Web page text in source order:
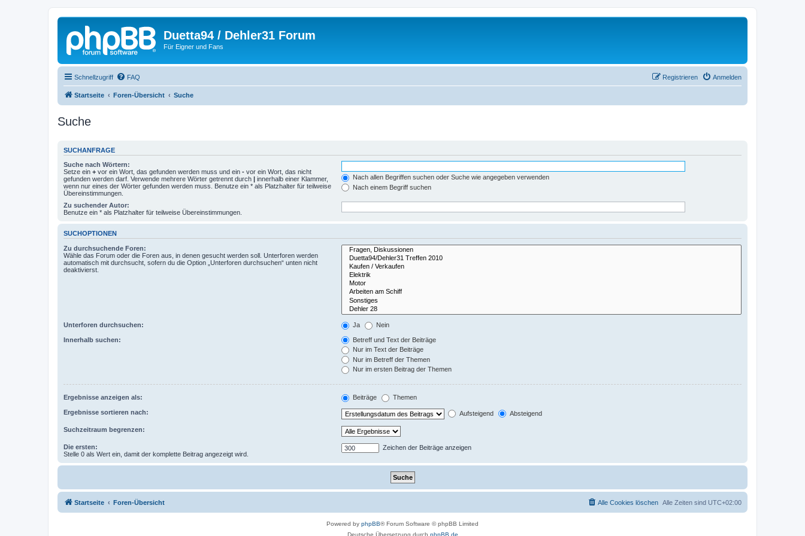
Duetta94 / Dehler31 Forum
Für Eigner und Fans
Schnellzugriff FAQ Anmelden
Registrieren
Startseite Foren-Übersicht Suche
Suche
SUCHANFRAGE
Suche nach Wörtern:
Setze ein + vor ein Wort, das gefunden werden muss und ein - vor ein Wort, das nicht
gefunden werden darf. Verwende mehrere Wörter getrennt durch | innerhalb einer Klammer,
wenn nur eines der Wörter gefunden werden muss. Benutze ein * als Platzhalter für teilweise
Übereinstimmungen.
Nach allen Begriffen suchen oder Suche wie angegeben verwenden
Nach einem Begriff suchen
Zu suchender Autor:
Benutze ein * als Platzhalter für teilweise Übereinstimmungen.
SUCHOPTIONEN
Zu durchsuchende Foren:
Wähle das Forum oder die Foren aus, in denen gesucht werden soll. Unterforen werden
automatisch mit durchsucht, sofern du die Option „Unterforen durchsuchen“ unten nicht
deaktivierst.
Unterforen durchsuchen: Ja Nein
Innerhalb suchen:
Betreff und Text der Beiträge
Nur im Text der Beiträge
Nur im Betreff der Themen
Nur im ersten Beitrag der Themen
Ergebnisse anzeigen als: Beiträge Themen
Ergebnisse sortieren nach: Aufsteigend Absteigend
Suchzeitraum begrenzen:
Die ersten:
Stelle 0 als Wert ein, damit der komplette Beitrag angezeigt wird.
Zeichen der Beiträge anzeigen
Startseite Foren-Übersicht Alle Zeiten sind UTC+02:00
Alle Cookies löschen
Powered by phpBB® Forum Software © phpBB Limited
Deutsche Übersetzung durch phpBB.de